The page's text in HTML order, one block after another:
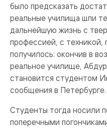
было предсказать
реальные училища шли
дальнейшую жизнь с
профессией, с
получилось: окончив в
реальное училище,
становится студентом
сообщения в Петербурге.
Студенты тогда носили
поперечными